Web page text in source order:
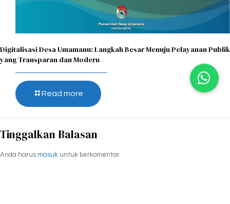
Digitalisasi Desa Umamanu: Langkah Besar Menuju Pelayanan Publik
yang Transparan dan Modern
Read more
Tinggalkan Balasan
Anda harus masuk untuk berkomentar.